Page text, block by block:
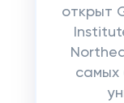
открыт
самых